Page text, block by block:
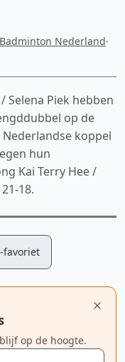
Badminton Nederland·
Selena Piek hebben
op de
koppel
hun
Kai Terry Hee /
18.
favoriet
op de hoogte.